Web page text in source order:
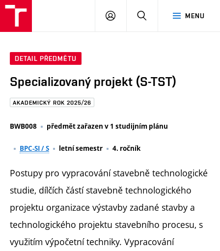
Brno
MENU
PŘIHLÁSIT
DETAIL PŘEDMĚTU
Specializovaný projekt (S-TST)
AKADEMICKÝ ROK 2025/26
BWB008 předmět zařazen v 1 studijním plánu
BPC-SI / S letní semestr 4. ročník
Postupy pro vypracování stavebně technologické
studie, dílčích částí stavebně technologického
projektu organizace výstavby zadané stavby a
technologického projektu stavebního procesu, s
využitím výpočetní techniky. Vypracování